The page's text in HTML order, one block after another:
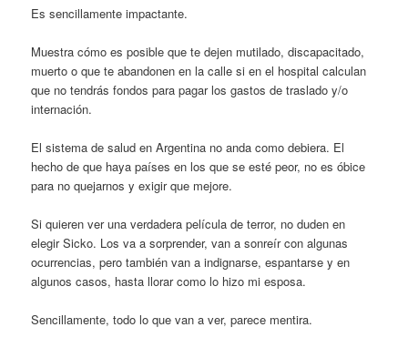
Es sencillamente impactante.
Muestra cómo es posible que te dejen mutilado, discapacitado,
muerto o que te abandonen en la calle si en el hospital calculan
que no tendrás fondos para pagar los gastos de traslado y/o
internación.
El sistema de salud en Argentina no anda como debiera. El
hecho de que haya países en los que se esté peor, no es óbice
para no quejarnos y exigir que mejore.
Si quieren ver una verdadera película de terror, no duden en
elegir Sicko. Los va a sorprender, van a sonreír con algunas
ocurrencias, pero también van a indignarse, espantarse y en
algunos casos, hasta llorar como lo hizo mi esposa.
Sencillamente, todo lo que van a ver, parece mentira.